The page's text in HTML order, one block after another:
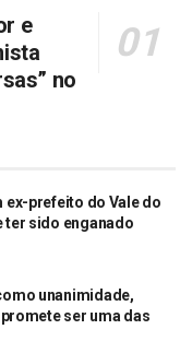
e
no
ex-prefeito do Vale do
ter sido enganado
unanimidade,
ser uma das